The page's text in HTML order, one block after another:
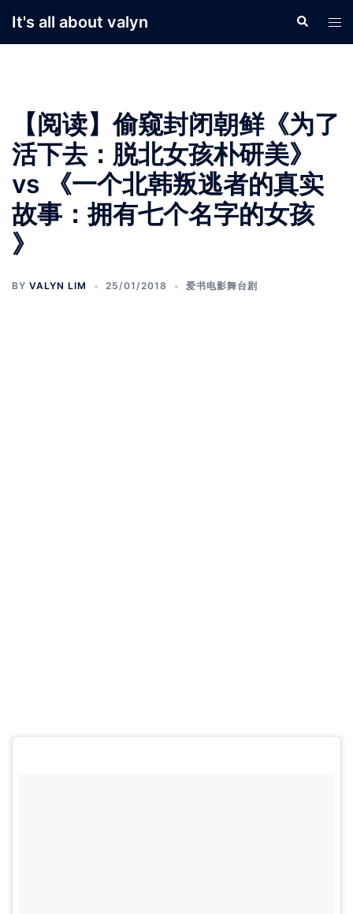
It's all about valyn Search
【阅读】偷窥封闭朝鲜《为了
活下去：脱北女孩朴研美》
vs 《一个北韩叛逃者的真实
故事：拥有七个名字的女孩
》
BY VALYN LIM 25/01/2018 爱书电影舞台剧